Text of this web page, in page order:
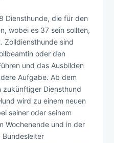
Diensthunde, die für den
wobei es 37 sein sollten,
Zolldiensthunde sind
oder den
und das Ausbilden
Aufgabe. Ab dem
zukünftiger Diensthund
wird zu einem neuen
seiner oder seinem
Wochenende und in der
Bundesleiter